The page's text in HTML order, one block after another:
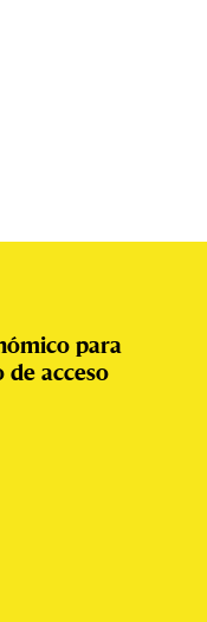
para
acceso